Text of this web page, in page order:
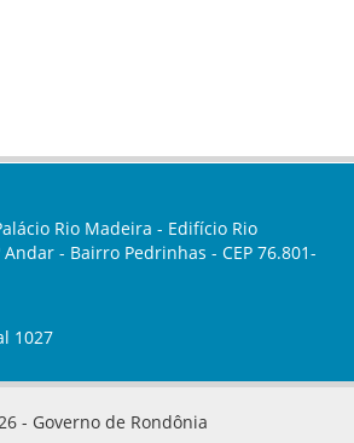
Rio Madeira - Edifício Rio
Andar - Bairro Pedrinhas - CEP 76.801-
1027
- Governo de Rondônia